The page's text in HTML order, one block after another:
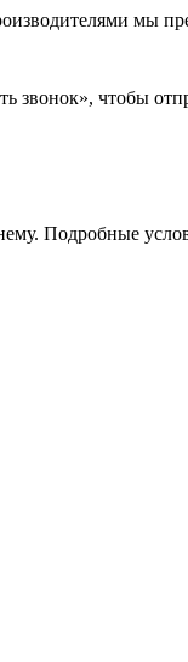
мы
звонок», чтобы
Подробные